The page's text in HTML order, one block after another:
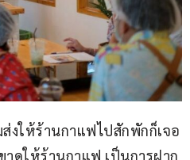
งให้ร้านกาแฟไปสักพักก็เจอ
ดให้ร้านกาแฟ เป็นการฝาก